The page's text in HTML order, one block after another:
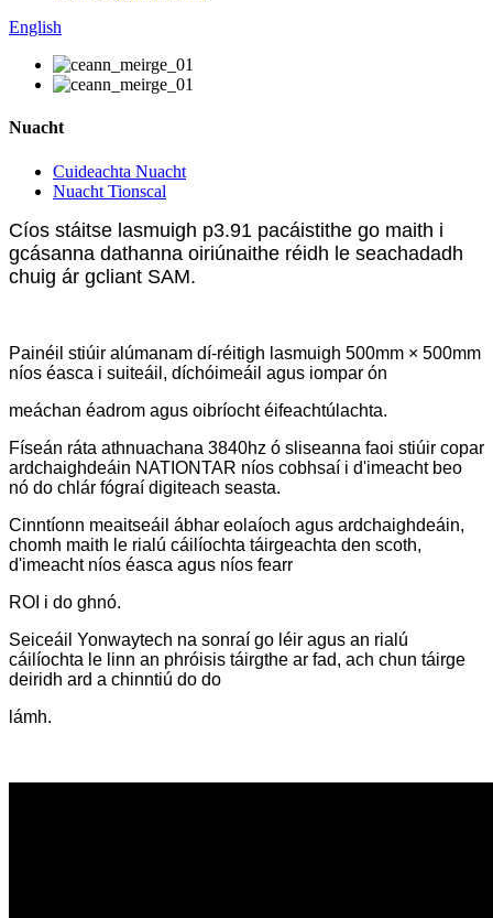
English
Nuacht
Cuideachta Nuacht
Nuacht Tionscal
Cíos stáitse lasmuigh p3.91 pacáistithe go maith i
gcásanna dathanna oiriúnaithe réidh le seachadadh
chuig ár gcliant SAM.
Painéil stiúir alúmanam dí-réitigh lasmuigh 500mm × 500mm
níos éasca i suiteáil, díchóimeáil agus iompar ón
meáchan éadrom agus oibríocht éifeachtúlachta.
Físeán ráta athnuachana 3840hz ó sliseanna faoi stiúir copar
ardchaighdeáin NATIONTAR níos cobhsaí i d'imeacht beo
nó do chlár fógraí digiteach seasta.
Cinntíonn meaitseáil ábhar eolaíoch agus ardchaighdeáin,
chomh maith le rialú cáilíochta táirgeachta den scoth,
d'imeacht níos éasca agus níos fearr
ROI i do ghnó.
Seiceáil Yonwaytech na sonraí go léir agus an rialú
cáilíochta le linn an phróisis táirgthe ar fad, ach chun táirge
deiridh ard a chinntiú do do
lámh.